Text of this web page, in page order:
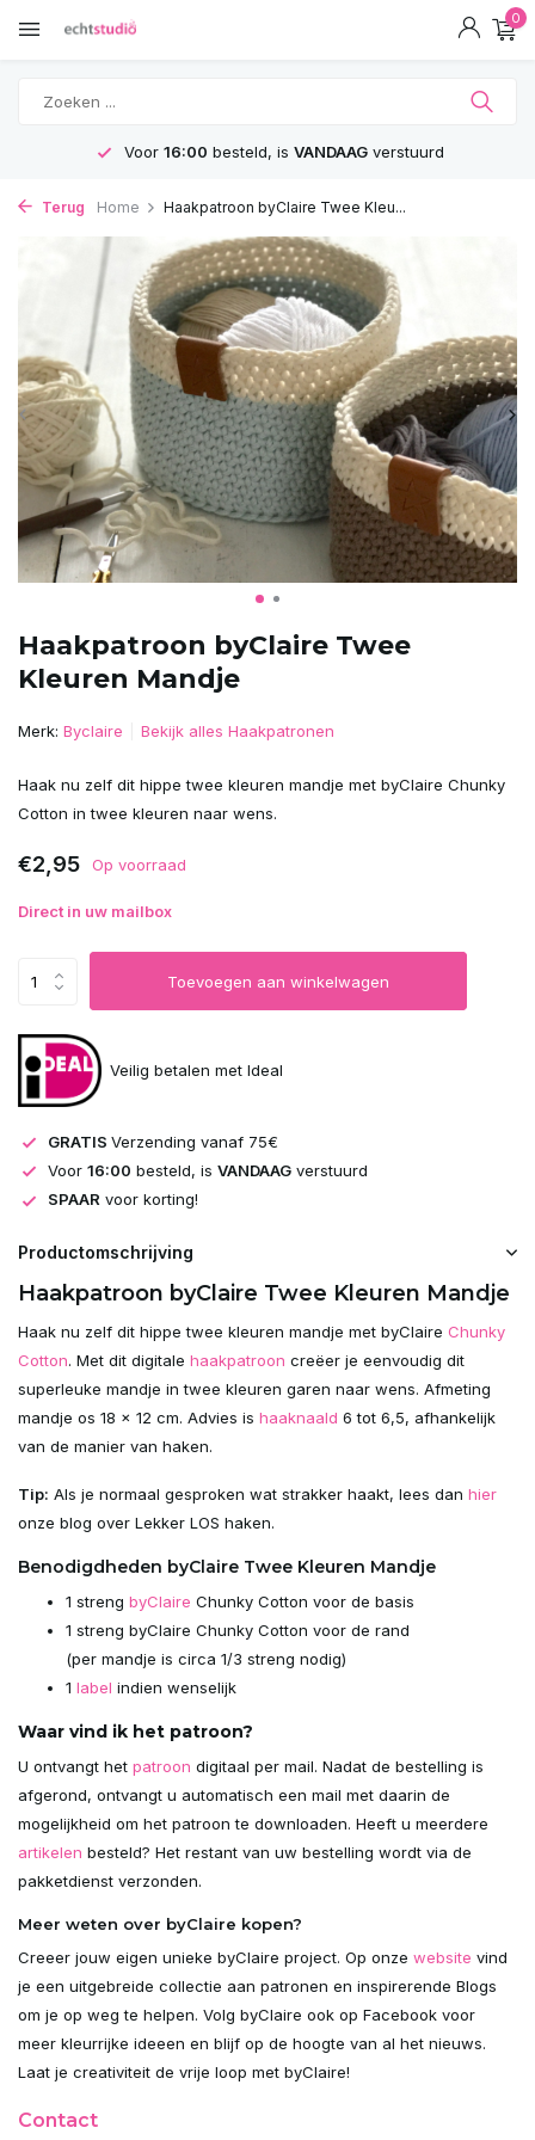
0
Voor16:00besteld, isVANDAAGverstuurd
Terug Home Haakpatroon byClaire Twee Kleu...
Haakpatroon byClaire Twee
Kleuren Mandje
Merk: Byclaire Bekijk alles Haakpatronen
Haak nu zelf dit hippe twee kleuren mandje met byClaire Chunky
Cotton in twee kleuren naar wens.
€2,95 Op voorraad
Direct in uw mailbox
Toevoegen aan winkelwagen
Veilig betalen met Ideal
GRATIS Verzending vanaf 75€
Voor 16:00 besteld, is VANDAAG verstuurd
SPAAR voor korting!
Productomschrijving
Haakpatroon byClaire Twee Kleuren Mandje
Haak nu zelf dit hippe twee kleuren mandje met byClaire Chunky
Cotton. Met dit digitale haakpatroon creëer je eenvoudig dit
superleuke mandje in twee kleuren garen naar wens. Afmeting
mandje os 18 x 12 cm. Advies is haaknaald 6 tot 6,5, afhankelijk
van de manier van haken.
Tip: Als je normaal gesproken wat strakker haakt, lees dan hier
onze blog over Lekker LOS haken.
Benodigdheden byClaire Twee Kleuren Mandje
1 streng byClaire Chunky Cotton voor de basis
1 streng byClaire Chunky Cotton voor de rand
(per mandje is circa 1/3 streng nodig)
1 label indien wenselijk
Waar vind ik het patroon?
U ontvangt het patroon digitaal per mail. Nadat de bestelling is
afgerond, ontvangt u automatisch een mail met daarin de
mogelijkheid om het patroon te downloaden. Heeft u meerdere
artikelen besteld? Het restant van uw bestelling wordt via de
pakketdienst verzonden.
Meer weten over byClaire kopen?
Creeer jouw eigen unieke byClaire project. Op onze website vind
je een uitgebreide collectie aan patronen en inspirerende Blogs
om je op weg te helpen. Volg byClaire ook op Facebook voor
meer kleurrijke ideeen en blijf op de hoogte van al het nieuws.
Laat je creativiteit de vrije loop met byClaire!
Contact